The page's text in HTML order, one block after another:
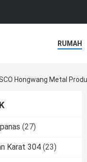
RUMAH
Hongwang Metal
(27)
Karat 304 (23)